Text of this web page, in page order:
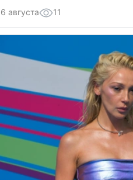
6 августа 11